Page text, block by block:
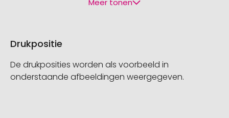
Meer tonen
Drukpositie
De drukposities worden als voorbeeld in
onderstaande afbeeldingen weergegeven.